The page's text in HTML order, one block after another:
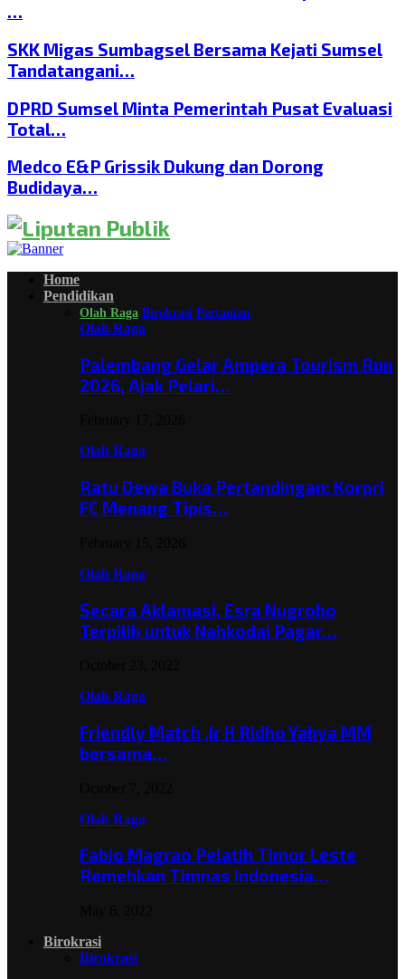
…
SKK Migas Sumbagsel Bersama Kejati Sumsel
Tandatangani…
DPRD Sumsel Minta Pemerintah Pusat Evaluasi
Total…
Medco E&P Grissik Dukung dan Dorong
Budidaya…
Home
Pendidikan
Olah Raga Birokrasi Pertanian
Olah Raga
Palembang Gelar Ampera Tourism Run
2026, Ajak Pelari…
Olah Raga
Ratu Dewa Buka Pertandingan: Korpri
FC Menang Tipis…
Olah Raga
Secara Aklamasi, Esra Nugroho
Terpilih untuk Nahkodai Pagar…
Olah Raga
Friendly Match ,Ir H Ridho Yahya MM
bersama…
Olah Raga
Fabio Magrao Pelatih Timor Leste
Remehkan Timnas Indonesia…
Birokrasi
Birokrasi